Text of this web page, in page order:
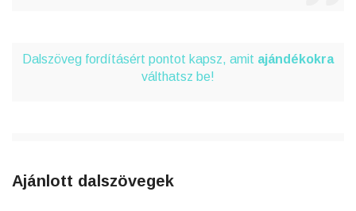
Dalszöveg fordításért pontot kapsz, amit ajándékokra
válthatsz be!
Ajánlott dalszövegek